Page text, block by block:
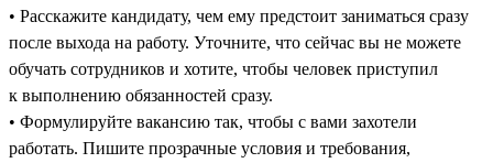
• Расскажите кандидату, чем ему предстоит заниматься сразу
после выхода на работу. Уточните, что сейчас вы не можете
обучать сотрудников и хотите, чтобы человек приступил
к выполнению обязанностей сразу.
• Формулируйте вакансию так, чтобы с вами захотели
работать. Пишите прозрачные условия и требования,